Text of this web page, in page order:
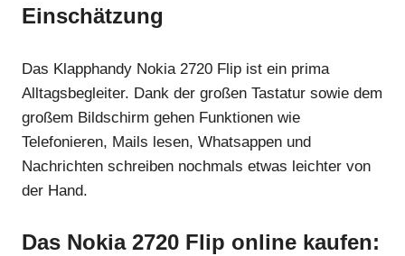
Einschätzung
Das Klapphandy Nokia 2720 Flip ist ein prima
Alltagsbegleiter. Dank der großen Tastatur sowie dem
großem Bildschirm gehen Funktionen wie
Telefonieren, Mails lesen, Whatsappen und
Nachrichten schreiben nochmals etwas leichter von
der Hand.
Das Nokia 2720 Flip online kaufen: